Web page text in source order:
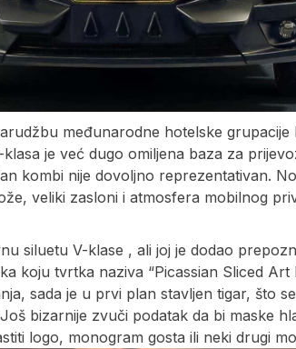
međunarodne hotelske grupacije
je već dugo omiljena baza za
kombi nije dovoljno reprezentativan.
veliki zasloni i atmosfera mobilnog
siluetu V-klase , ali joj je dodao
koju tvrtka naziva “Picassian Sliced Art
sada je u prvi plan stavljen tigar, što
bizarnije zvuči podatak da bi maske
logo, monogram gosta ili neki drugi